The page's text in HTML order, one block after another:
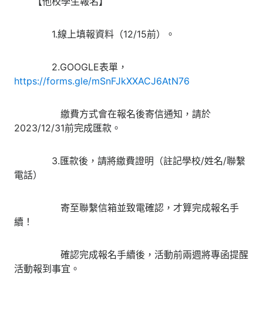
1.線上填報資料（12/15前）。
2.GOOGLE表單，
https://forms.gle/mSnFJkXXACJ6AtN76
繳費方式會在報名後寄信通知，請於
2023/12/31前完成匯款。
3.匯款後，請將繳費證明（註記學校/姓名/聯繫
電話）
寄至聯繫信箱並致電確認，才算完成報名手
續！
確認完成報名手續後，活動前兩週將專函提醒
活動報到事宜。